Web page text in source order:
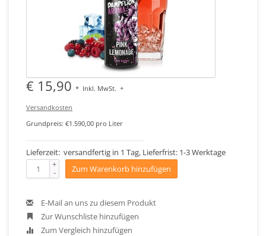
€ 15,90 * Inkl. MwSt. +
Versandkosten
Grundpreis: €1.590,00 pro Liter
Lieferzeit: versandfertig in 1 Tag, Lieferfrist: 1-3 Werktage
+
- Zum Warenkorb hinzufügen
E-Mail an uns zu diesem Produkt
Zur Wunschliste hinzufügen
Zum Vergleich hinzufügen